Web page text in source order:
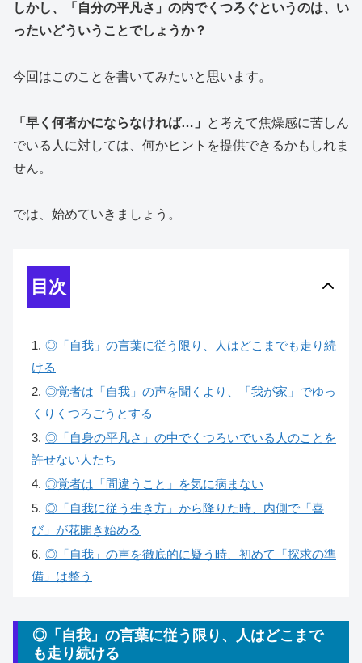
しかし、「自分の平凡さ」の内でくつろぐというのは、い
ったいどういうことでしょうか？
今回はこのことを書いてみたいと思います。
「早く何者かにならなければ…」
と考えて焦燥感に苦しん
でいる人に対しては、何かヒントを提供できるかもしれま
せん。
では、始めていきましょう。
目次
1. ◎「自我」の言葉に従う限り、人はどこまでも走り続
ける
2. ◎覚者は「自我」の声を聞くより、「我が家」でゆっ
くりくつろごうとする
3. ◎「自身の平凡さ」の中でくつろいでいる人のことを
許せない人たち
4. ◎覚者は「間違うこと」を気に病まない
5. ◎「自我に従う生き方」から降りた時、内側で「喜
び」が花開き始める
6. ◎「自我」の声を徹底的に疑う時、初めて「探求の準
備」は整う
◎「自我」の言葉に従う限り、人はどこまで
も走り続ける